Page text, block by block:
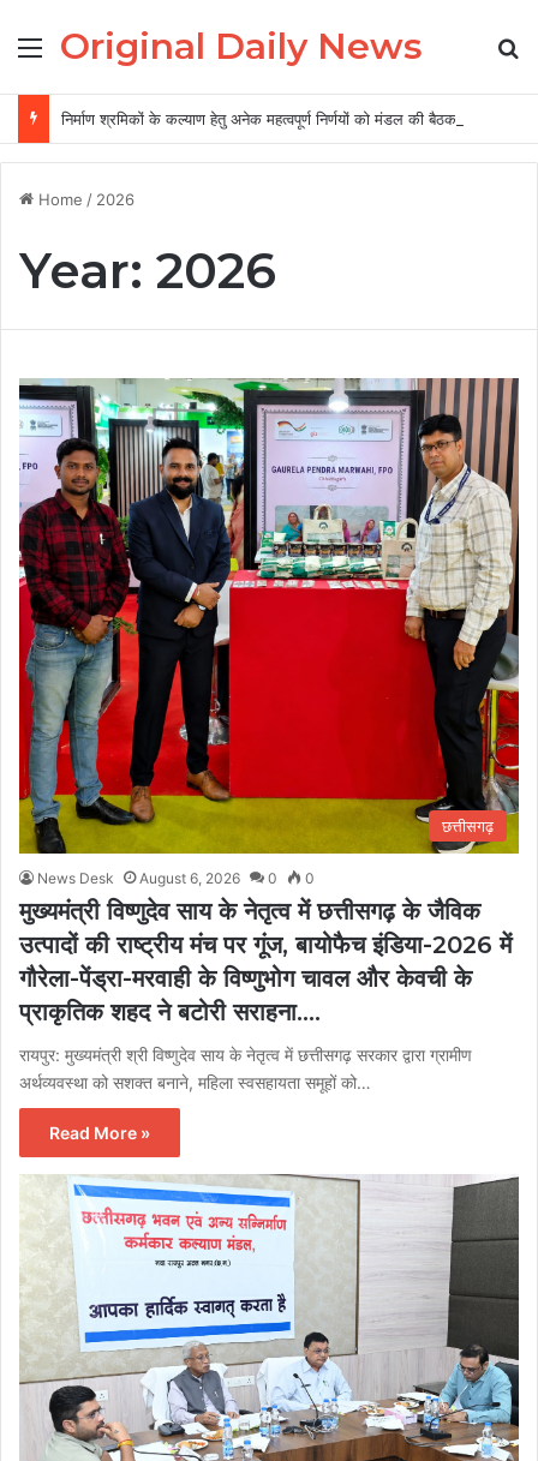
Menu
Original Daily News
Home / 2026
Year: 2026
छत्तीसगढ़
News Desk August 6, 2026 0 0
मुख्यमंत्री विष्णुदेव साय के नेतृत्व में छत्तीसगढ़ के जैविक
उत्पादों की राष्ट्रीय मंच पर गूंज, बायोफैच इंडिया-2026 में
गौरेला-पेंड्रा-मरवाही के विष्णुभोग चावल और केवची के
प्राकृतिक शहद ने बटोरी सराहना….
रायपुर: मुख्यमंत्री श्री विष्णुदेव साय के नेतृत्व में छत्तीसगढ़ सरकार द्वारा ग्रामीण
अर्थव्यवस्था को सशक्त बनाने, महिला स्वसहायता समूहों को…
Read More »